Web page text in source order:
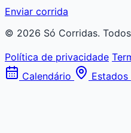
Enviar corrida
© 2026 Só Corridas.
Política de privacidade
Calendário
Estados